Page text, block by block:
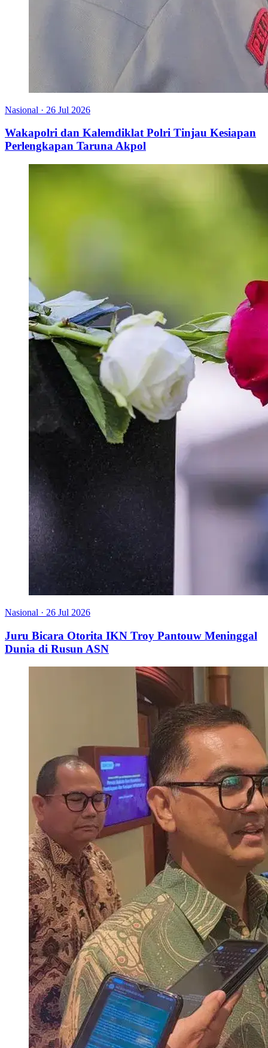
Nasional · 26 Jul 2026
Wakapolri dan Kalemdiklat Polri Tinjau Kesiapan
Perlengkapan Taruna Akpol
Nasional · 26 Jul 2026
Juru Bicara Otorita IKN Troy Pantouw Meninggal
Dunia di Rusun ASN